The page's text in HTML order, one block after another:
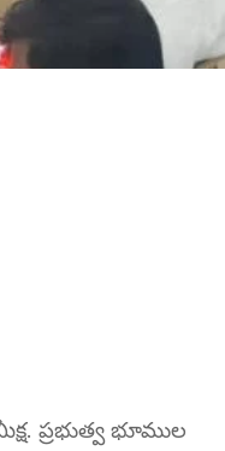
ప్రభుత్వ భూముల